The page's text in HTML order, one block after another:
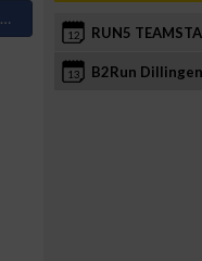
12 RUN5
13 B2Run